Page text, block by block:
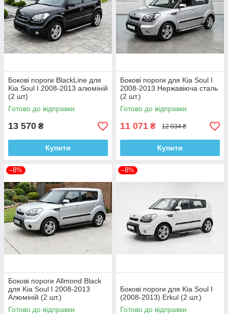
Бокові пороги BlackLine для
Kia Soul I 2008-2013 алюміній
(2 шт)
Готово до відправки
13 570 ₴
Купити
Бокові пороги для Kia Soul I
2008-2013 Нержавіюча сталь
(2 шт.)
Готово до відправки
11 071 ₴ 12 034 ₴
Купити
–8%
Бокові пороги Allmond Black
для Kia Soul I 2008-2013
Алюміній (2 шт.)
Готово до відправки
–8%
Бокові пороги для Kia Soul I
(2008-2013) Erkul (2 шт.)
Готово до відправки